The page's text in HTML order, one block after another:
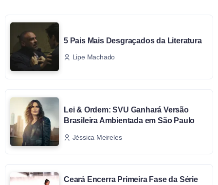
5 Pais Mais Desgraçados da Literatura
Lipe Machado
Lei & Ordem: SVU Ganhará Versão
Brasileira Ambientada em São Paulo
Jéssica Meireles
Ceará Encerra Primeira Fase da Série